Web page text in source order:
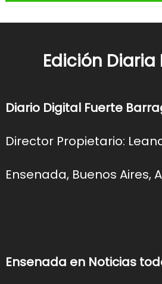
Edición Diaria
Diario Digital Fuerte
Director Propietario:
Ensenada, Buenos Aires,
Ensenada en Noticias